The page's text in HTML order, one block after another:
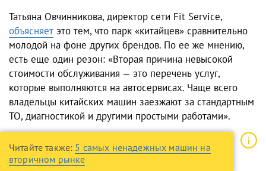
Татьяна Овчинникова, директор сети Fit Service,
объясняет это тем, что парк «китайцев» сравнительно
молодой на фоне других брендов. По ее же мнению,
есть еще один резон: «Вторая причина невысокой
стоимости обслуживания — это перечень услуг,
которые выполняются на автосервисах. Чаще всего
владельцы китайских машин заезжают за стандартным
ТО, диагностикой и другими простыми работами».
Читайте также: 5 самых ненадежных машин на
вторичном рынке